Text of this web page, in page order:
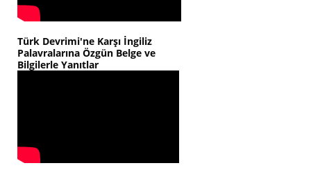
Türk Devrimi'ne Karşı İngiliz
Palavralarına Özgün Belge ve
Bilgilerle Yanıtlar